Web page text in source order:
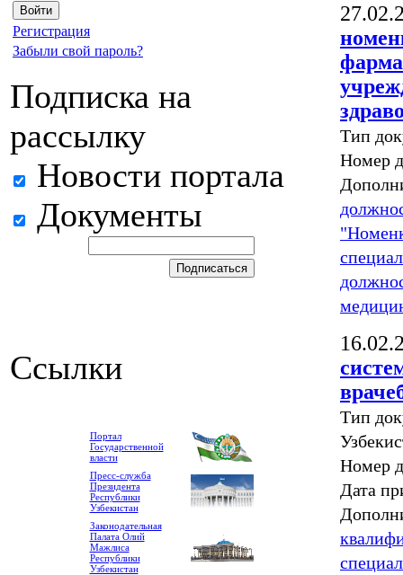
Регистрация
Забыли свой пароль?
Подписка на
рассылку
Новости портала
Документы
Ссылки
Портал
Государственной
власти
Пресс-служба
Президента
Республики
Узбекистан
Законодательная
Палата Олий
Мажлиса
Республики
Узбекистан
Тип
Номер
Тип
Номер
Дата